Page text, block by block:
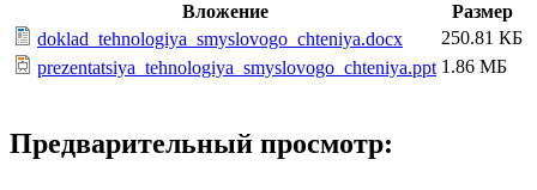
Вложение
Размер
doklad_tehnologiya_smyslovogo_chteniya.docx
250.81 КБ
prezentatsiya_tehnologiya_smyslovogo_chteniya.ppt 1.86 МБ
Предварительный просмотр: